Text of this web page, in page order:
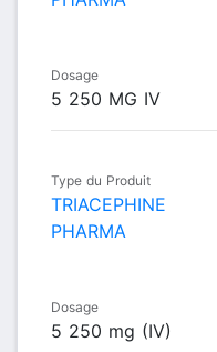
Dosage
5 250 MG IV
Type du Produit
TRIACEPHINE
PHARMA
Dosage
5 250 mg (IV)